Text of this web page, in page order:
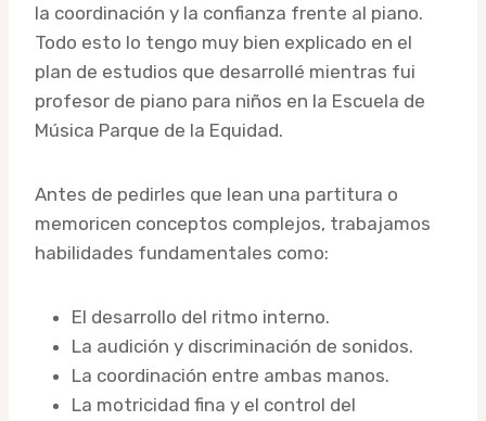
la coordinación y la confianza frente al piano.
Todo esto lo tengo muy bien explicado en el
plan de estudios que desarrollé mientras fui
profesor de piano para niños en la Escuela de
Música Parque de la Equidad.
Antes de pedirles que lean una partitura o
memoricen conceptos complejos, trabajamos
habilidades fundamentales como:
El desarrollo del ritmo interno.
La audición y discriminación de sonidos.
La coordinación entre ambas manos.
La motricidad fina y el control del